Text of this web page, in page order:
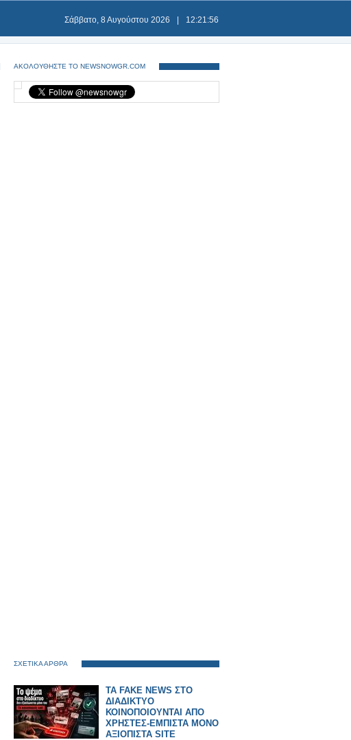
Σάββατο, 8 Αυγούστου 2026 12:21:57
ΑΚΟΛΟΥΘΗΣΤΕ ΤΟ NEWSNOWGR.COM
ΣΧΕΤΙΚΑ ΑΡΘΡΑ
TA FAKE NEWS ΣΤΟ
ΔΙΑΔΙΚΤΥΟ
ΚΟΙΝΟΠΟΙΟΥΝΤΑΙ ΑΠΟ
ΧΡΗΣΤΕΣ-ΕΜΠΙΣΤΑ ΜΟΝΟ
ΑΞΙΟΠΙΣΤΑ SITE